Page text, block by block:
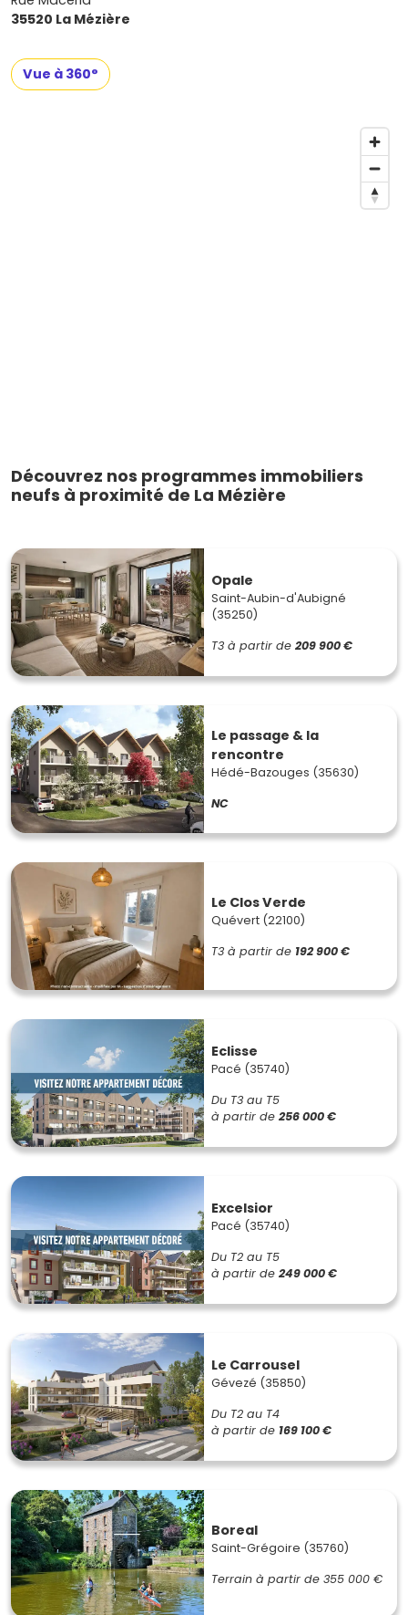
35520 La Mézière
Vue à 360°
Découvrez nos programmes immobiliers
neufs à proximité de La Mézière
Opale
Saint-Aubin-d'Aubigné
(35250)
T3 à partir de 209 900 €
Le passage & la
rencontre
Hédé-Bazouges (35630)
NC
Le Clos Verde
Quévert (22100)
T3 à partir de 192 900 €
Eclisse
Pacé (35740)
Du T3 au T5
à partir de 256 000 €
Excelsior
Pacé (35740)
Du T2 au T5
à partir de 249 000 €
Le Carrousel
Gévezé (35850)
Du T2 au T4
à partir de 169 100 €
Boreal
Saint-Grégoire (35760)
Terrain à partir de 355 000 €